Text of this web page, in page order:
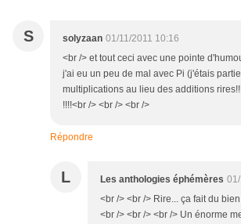
S solyzaan 01/11/2011 10:16
<br /> et tout ceci avec une pointe
j'ai eu un peu de mal avec Pi (j'étais
multiplications au lieu des additions
!!!!<br /> <br /> <br />
Répondre
L Les anthologies éphémères
<br /> <br /> Rire... ça fait du
<br /> <br /> <br /> Un énorme